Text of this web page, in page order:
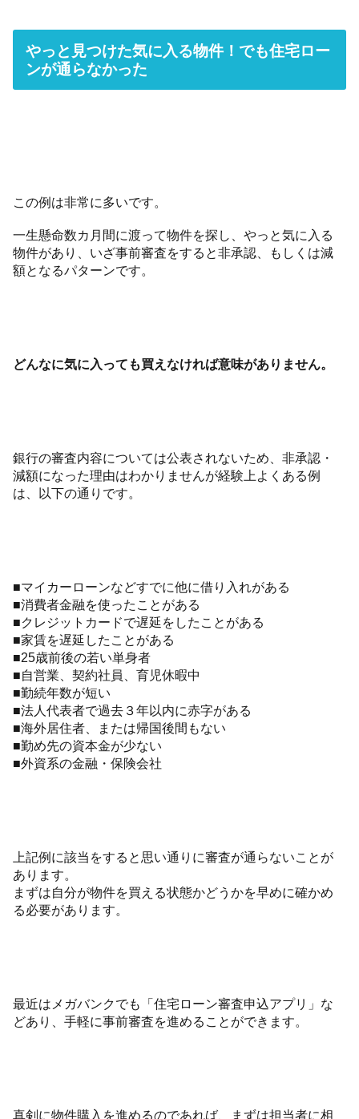
やっと見つけた気に入る物件！でも住宅ロー
ンが通らなかった
この例は非常に多いです。
一生懸命数カ月間に渡って物件を探し、やっと気に入る
物件があり、いざ事前審査をすると非承認、もしくは減
額となるパターンです。
どんなに気に入っても買えなければ意味がありません。
銀行の審査内容については公表されないため、非承認・
減額になった理由はわかりませんが経験上よくある例
は、以下の通りです。
■マイカーローンなどすでに他に借り入れがある
■消費者金融を使ったことがある
■クレジットカードで遅延をしたことがある
■家賃を遅延したことがある
■25歳前後の若い単身者
■自営業、契約社員、育児休暇中
■勤続年数が短い
■法人代表者で過去３年以内に赤字がある
■海外居住者、または帰国後間もない
■勤め先の資本金が少ない
■外資系の金融・保険会社
上記例に該当をすると思い通りに審査が通らないことが
あります。
まずは自分が物件を買える状態かどうかを早めに確かめ
る必要があります。
最近はメガバンクでも「住宅ローン審査申込アプリ」な
どあり、手軽に事前審査を進めることができます。
真剣に物件購入を進めるのであれば、まずは担当者に相